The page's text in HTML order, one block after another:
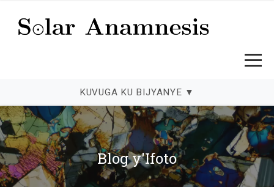
KUVUGA KU BIJYANYE ▼
Solar Anamnesis — Ifoto z'ibice
Blog y'Ifoto